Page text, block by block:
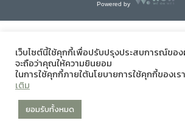
Powered by
เว็บไซต์นี้ใช้คุกกี้เพื่อปรับปรุงประสบการณ์ของ
จะถือว่าคุณให้ความยินยอม
ในการใช้คุกกี้ภายใต้นโยบายการใช้คุกกี้ของเรา
เติม
ยอมรับทั้งหมด